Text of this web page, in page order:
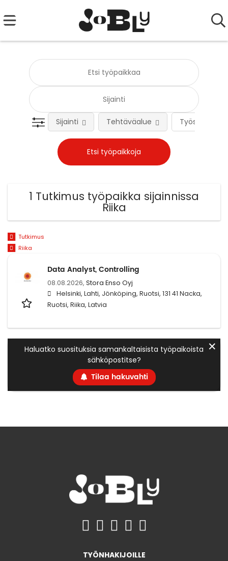
Työsuhteen
Sijainti Tehtäväalue
1 Tutkimus työpaikka sijainnissa
Riika
Tutkimus
Riika
Data Analyst, Controlling
08.08.2026, Stora Enso Oyj
Helsinki, Lahti, Jönköping, Ruotsi, 131 41 Nacka,
Ruotsi, Riika, Latvia
Haluatko suosituksia samankaltaisista työpaikoista
sähköpostitse?
Tilaa hakuvahti
✕
TYÖNHAKIJOILLE